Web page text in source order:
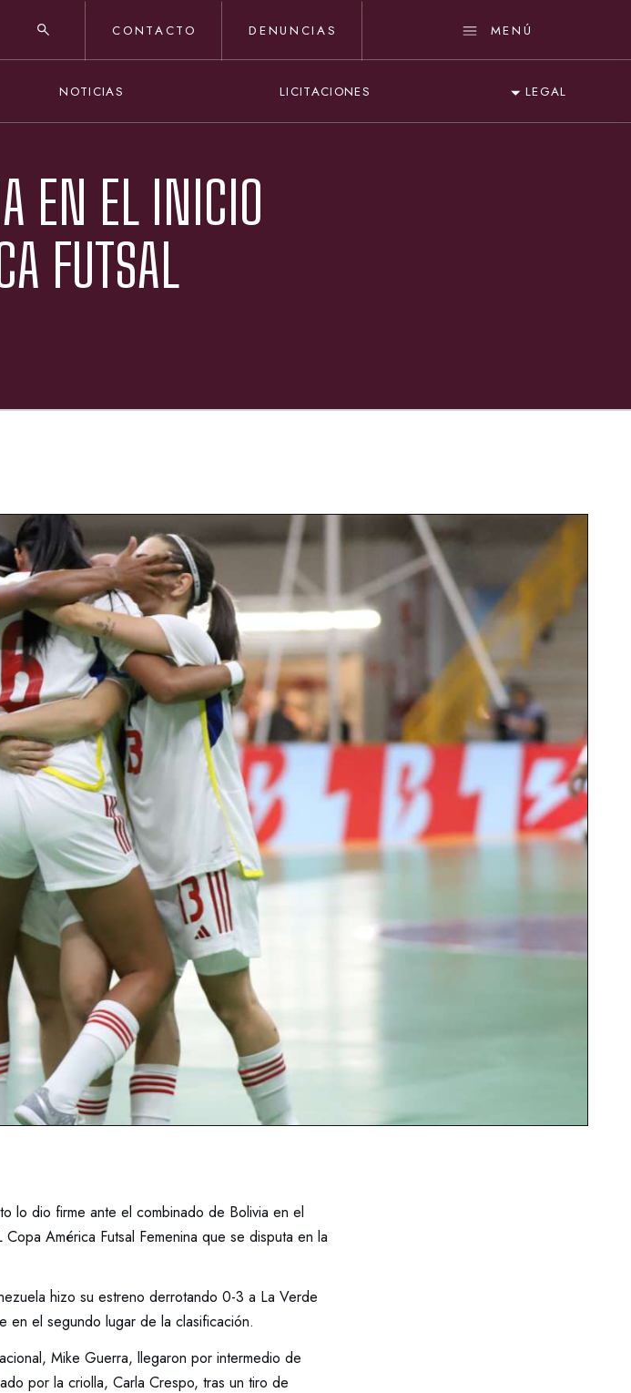
CONTACTO DENUNCIAS MENÚ
NOTICIAS LICITACIONES LEGAL
EN EL INICIO
FUTSAL
lo dio firme ante el combinado de Bolivia en el
América Futsal Femenina que se disputa en la
hizo su estreno derrotando 0-3 a La Verde
en el segundo lugar de la clasificación.
Mike Guerra, llegaron por intermedio de
por la criolla, Carla Crespo, tras un tiro de